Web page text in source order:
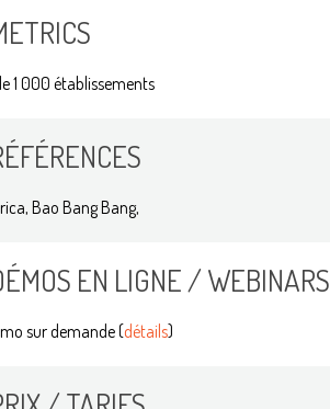
1 000 établissements
Bao Bang Bang,
EN LIGNE / WEBINARS
sur demande (détails)